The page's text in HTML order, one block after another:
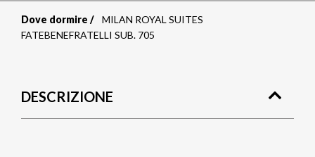
Briciole
pane
Dove dormire
MILAN ROYAL SUITES
FATEBENEFRATELLI SUB. 705
DESCRIZIONE